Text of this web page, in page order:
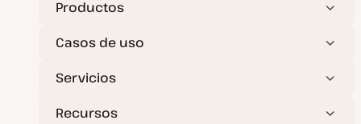
a
l
z
a
Productos
Casos de uso
Servicios
Recursos